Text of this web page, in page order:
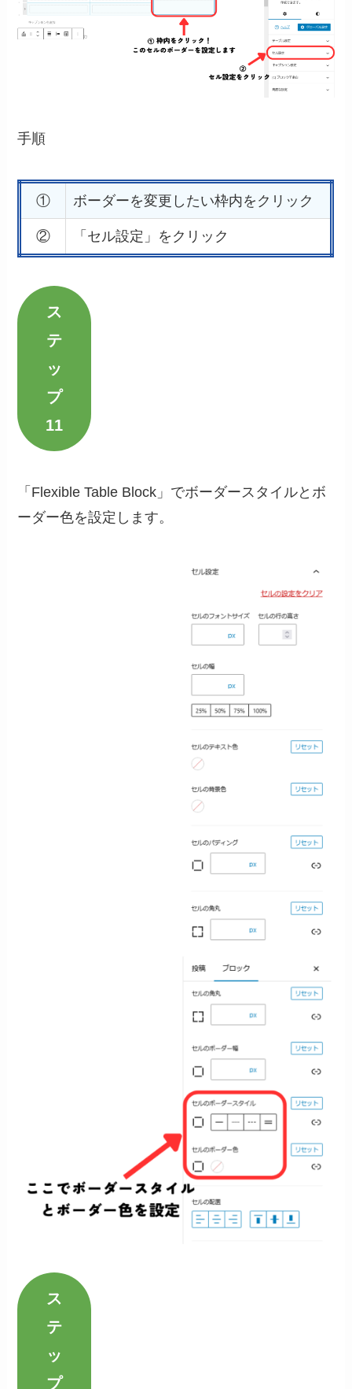
手順
① ボーダーを変更したい枠内をクリック
② 「セル設定」をクリック
ス
テ
ッ
プ
11
「Flexible Table Block」でボーダースタイルとボ
ーダー色を設定します。
ス
テ
ッ
プ